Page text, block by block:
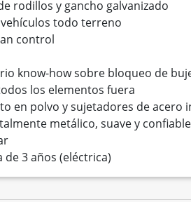
rodillos y gancho galvanizado
todo terreno
control
know-how sobre bloqueo de
los elementos fuera
en polvo y sujetadores de acero
metálico, suave y confiable
3 años (eléctrica)